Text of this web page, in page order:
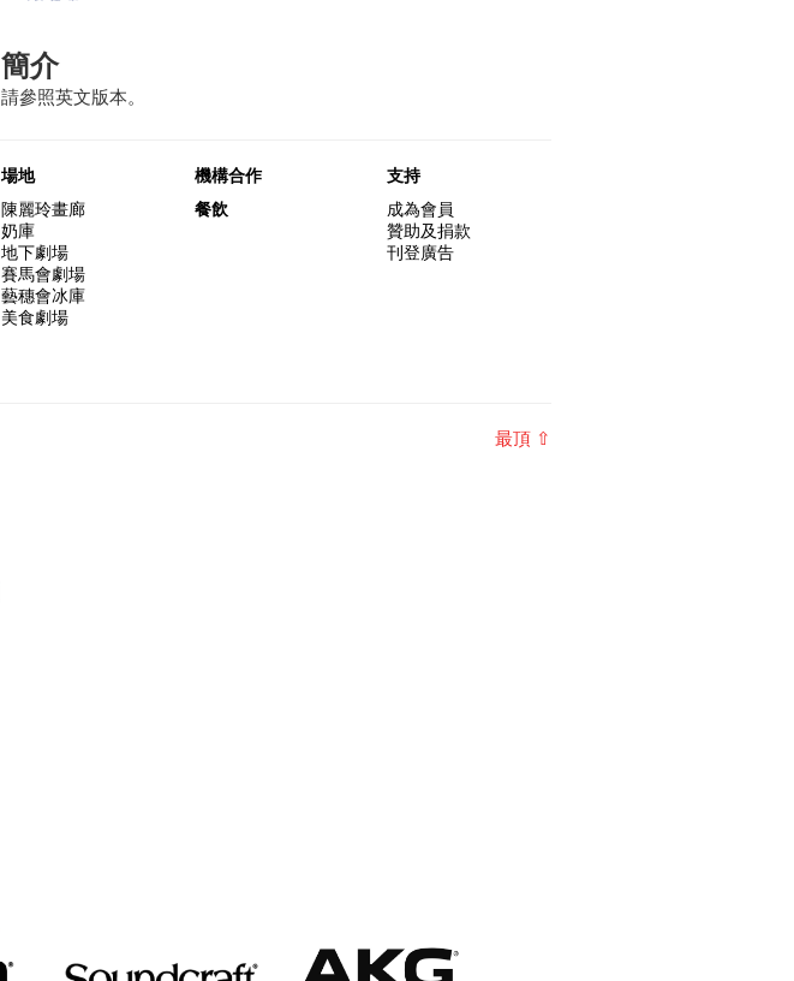
簡介
請參照英文版本。
場地
陳麗玲畫廊
奶庫
地下劇場
賽馬會劇場
藝穗會冰庫
美食劇場
機構合作
餐飲
支持
成為會員
贊助及捐款
刊登廣告
最頂 ⇧